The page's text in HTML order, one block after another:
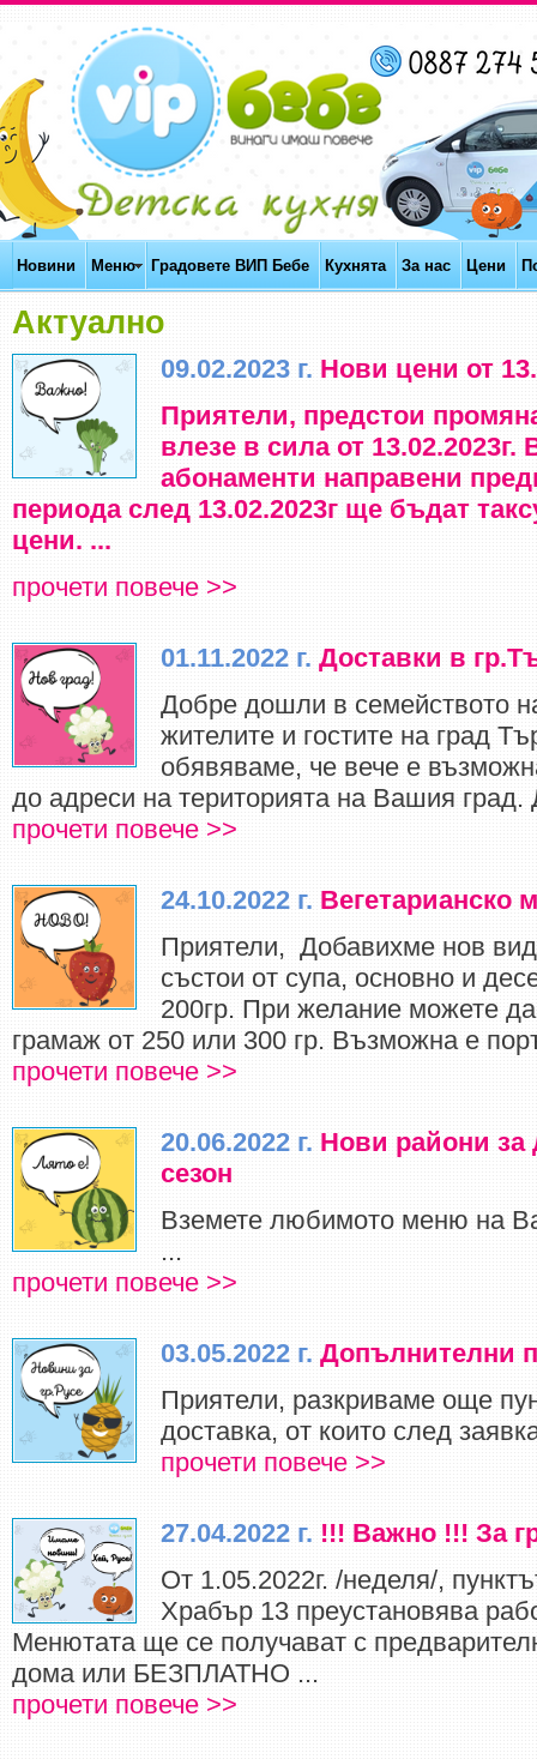
Новини Меню Градовете ВИП Бебе Кухнята За нас Цени
Актуално
09.02.2023 г. Нови цени от
Приятели, предстои
влезе в сила от
абонаменти направени
периода след 13.02.2023г ще бъдат
цени. ...
прочети повече >>
01.11.2022 г. Доставки в
Добре дошли в семейството
жителите и гостите на град
обявяваме, че вече е
до адреси на територията на Вашия град.
прочети повече >>
24.10.2022 г. Вегетарианско
Приятели, Добавихме нов
състои от супа, основно и
200гр. При желание можете
грамаж от 250 или 300 гр. Възможна е
прочети повече >>
20.06.2022 г. Нови райони за
сезон
Вземете любимото меню на
...
прочети повече >>
03.05.2022 г. Допълнителни
Приятели, разкриваме още
доставка, от които след
прочети повече >>
27.04.2022 г. !!! Важно !!! За
От 1.05.2022г. /неделя/,
Храбър 13 преустановява
Менютата ще се получават с
дома или БЕЗПЛАТНО ...
прочети повече >>